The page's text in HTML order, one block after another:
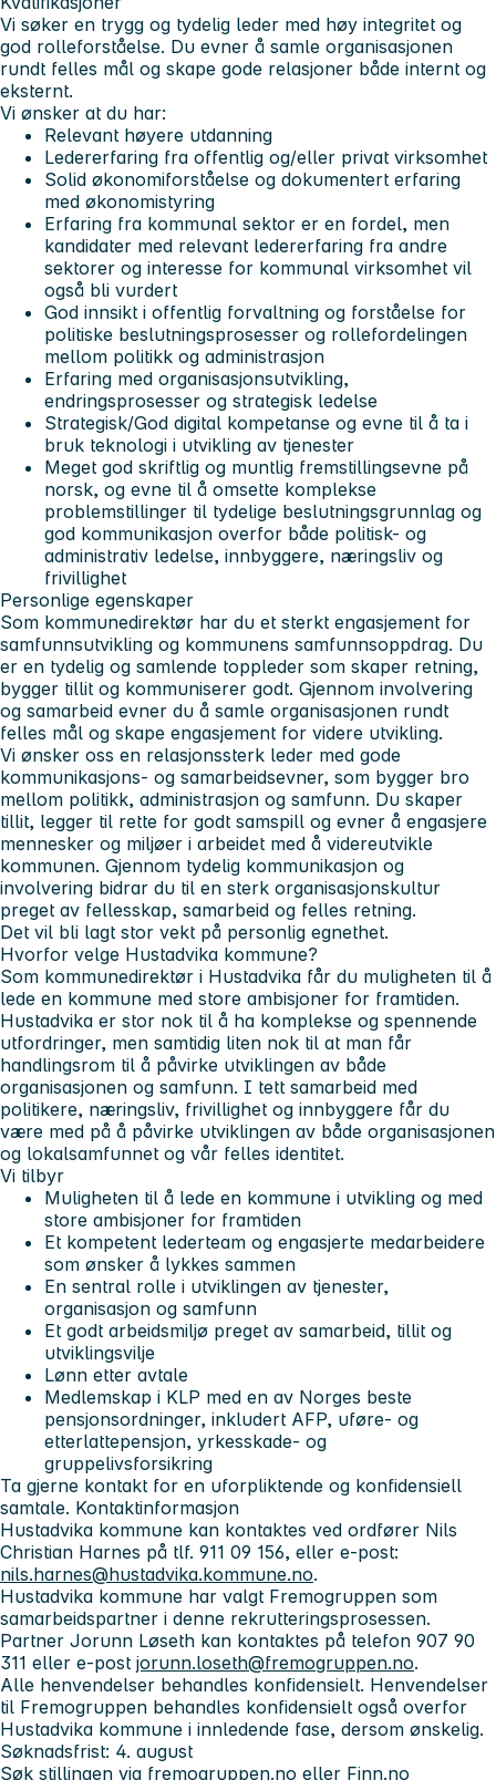
Vi søker en trygg og tydelig leder med høy integritet og
god rolleforståelse. Du evner å samle organisasjonen
rundt felles mål og skape gode relasjoner både internt og
eksternt.
Vi ønsker at du har:
Relevant høyere utdanning
Ledererfaring fra offentlig og/eller privat virksomhet
Solid økonomiforståelse og dokumentert erfaring
med økonomistyring
Erfaring fra kommunal sektor er en fordel, men
kandidater med relevant ledererfaring fra andre
sektorer og interesse for kommunal virksomhet vil
også bli vurdert
God innsikt i offentlig forvaltning og forståelse for
politiske beslutningsprosesser og rollefordelingen
mellom politikk og administrasjon
Erfaring med organisasjonsutvikling,
endringsprosesser og strategisk ledelse
Strategisk/God digital kompetanse og evne til å ta i
bruk teknologi i utvikling av tjenester
Meget god skriftlig og muntlig fremstillingsevne på
norsk, og evne til å omsette komplekse
problemstillinger til tydelige beslutningsgrunnlag og
god kommunikasjon overfor både politisk- og
administrativ ledelse, innbyggere, næringsliv og
frivillighet
Personlige egenskaper
Som kommunedirektør har du et sterkt engasjement for
samfunnsutvikling og kommunens samfunnsoppdrag. Du
er en tydelig og samlende toppleder som skaper retning,
bygger tillit og kommuniserer godt. Gjennom involvering
og samarbeid evner du å samle organisasjonen rundt
felles mål og skape engasjement for videre utvikling.
Vi ønsker oss en relasjonssterk leder med gode
kommunikasjons- og samarbeidsevner, som bygger bro
mellom politikk, administrasjon og samfunn. Du skaper
tillit, legger til rette for godt samspill og evner å engasjere
mennesker og miljøer i arbeidet med å videreutvikle
kommunen. Gjennom tydelig kommunikasjon og
involvering bidrar du til en sterk organisasjonskultur
preget av fellesskap, samarbeid og felles retning.
Det vil bli lagt stor vekt på personlig egnethet.
Hvorfor velge Hustadvika kommune?
Som kommunedirektør i Hustadvika får du muligheten til å
lede en kommune med store ambisjoner for framtiden.
Hustadvika er stor nok til å ha komplekse og spennende
utfordringer, men samtidig liten nok til at man får
handlingsrom til å påvirke utviklingen av både
organisasjonen og samfunn. I tett samarbeid med
politikere, næringsliv, frivillighet og innbyggere får du
være med på å påvirke utviklingen av både organisasjonen
og lokalsamfunnet og vår felles identitet.
Vi tilbyr
Muligheten til å lede en kommune i utvikling og med
store ambisjoner for framtiden
Et kompetent lederteam og engasjerte medarbeidere
som ønsker å lykkes sammen
En sentral rolle i utviklingen av tjenester,
organisasjon og samfunn
Et godt arbeidsmiljø preget av samarbeid, tillit og
utviklingsvilje
Lønn etter avtale
Medlemskap i KLP med en av Norges beste
pensjonsordninger, inkludert AFP, uføre- og
etterlattepensjon, yrkesskade- og
gruppelivsforsikring
Ta gjerne kontakt for en uforpliktende og konfidensiell
samtale. Kontaktinformasjon
Hustadvika kommune kan kontaktes ved ordfører Nils
Christian Harnes på tlf. 911 09 156, eller e-post:
nils.harnes@hustadvika.kommune.no.
Hustadvika kommune har valgt Fremogruppen som
samarbeidspartner i denne rekrutteringsprosessen.
Partner Jorunn Løseth kan kontaktes på telefon 907 90
311 eller e-post jorunn.loseth@fremogruppen.no.
Alle henvendelser behandles konfidensielt. Henvendelser
til Fremogruppen behandles konfidensielt også overfor
Hustadvika kommune i innledende fase, dersom ønskelig.
Søknadsfrist: 4. august
Søk stillingen via fremogruppen.no eller Finn.no